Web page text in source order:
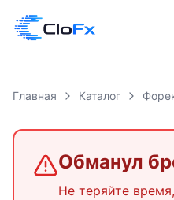
Главная Каталог
Обманул
Не теряйте